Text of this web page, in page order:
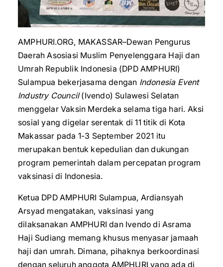
AMPHURI.ORG, MAKASSAR–Dewan Pengurus
Daerah Asosiasi Muslim Penyelenggara Haji dan
Umrah Republik Indonesia (DPD AMPHURI)
Sulampua bekerjasama dengan Indonesia Event
Industry Council(Ivendo) Sulawesi Selatan
menggelar Vaksin Merdeka selama tiga hari. Aksi
sosial yang digelar serentak di 11 titik di Kota
Makassar pada 1-3 September 2021 itu
merupakan bentuk kepedulian dan dukungan
program pemerintah dalam percepatan program
vaksinasi di Indonesia.
Ketua DPD AMPHURI Sulampua, Ardiansyah
Arsyad mengatakan, vaksinasi yang
dilaksanakan AMPHURI dan Ivendo di Asrama
Haji Sudiang memang khusus menyasar jamaah
haji dan umrah. Dimana, pihaknya berkoordinasi
dengan seluruh anggota AMPHURI yang ada di